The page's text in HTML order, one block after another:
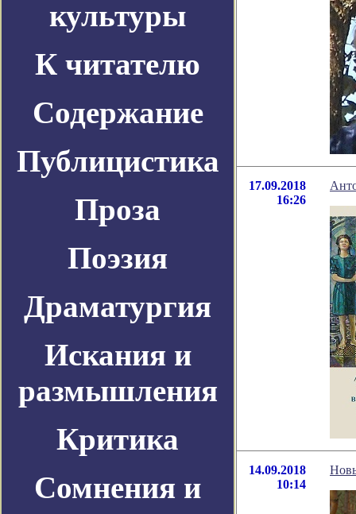
культуры
К читателю
Содержание
Публицистика
Проза
Поэзия
Драматургия
Искания и
размышления
Критика
Сомнения и
17.09.2018
16:26
14.09.2018
10:14